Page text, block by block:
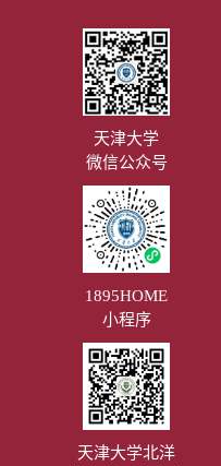
天津大学
微信公众号
1895HOME
小程序
天津大学北洋